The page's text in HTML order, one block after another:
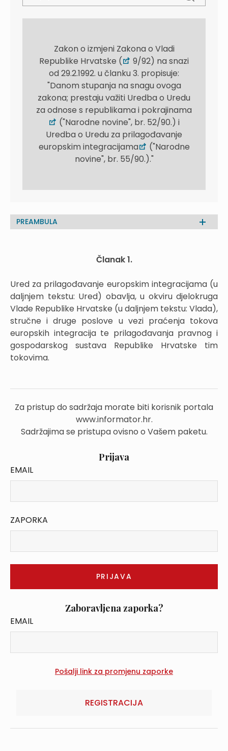
Zakon o izmjeni Zakona o Vladi
Republike Hrvatske (
9/92) na snazi
od 29.2.1992. u članku 3. propisuje:
"Danom stupanja na snagu ovoga
zakona; prestaju važiti Uredba o Uredu
za odnose s republikama i pokrajinama
("Narodne novine", br. 52/90.) i
Uredba o Uredu za prilagođavanje
europskim integracijama
("Narodne
novine", br. 55/90.)."
PREAMBULA
Članak 1.
Ured za prilagođavanje europskim integracijama (u
daljnjem tekstu: Ured) obavlja, u okviru djelokruga
Vlade Republike Hrvatske (u daljnjem tekstu: Vlada),
stručne i druge poslove u vezi praćenja tokova
europskih integracija te prilagođavanja pravnog i
gospodarskog sustava Republike Hrvatske tim
tokovima.
Za pristup do sadržaja morate biti korisnik portala
www.informator.hr.
Sadržajima se pristupa ovisno o Vašem paketu.
Prijava
EMAIL
ZAPORKA
Zaboravljena zaporka?
EMAIL
REGISTRACIJA